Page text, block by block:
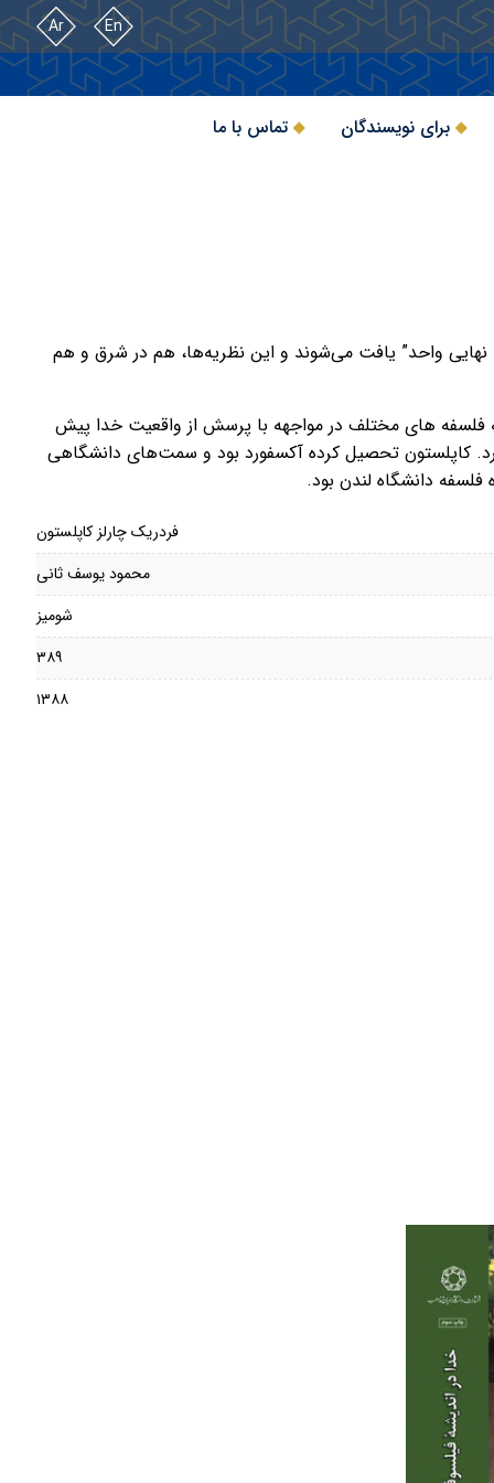
En
Ar
برای نویسندگان تماس با ما
واحد” یافت می‌شوند و این نظریه‌ها، هم در شرق و هم
فلسفه های مختلف در مواجهه با پرسش از واقعیت خدا پیش
کاپلستون تحصیل کرده آکسفورد بود و سمت‌های دانشگاهی
دانشگاه لندن بود.
فردریک چارلز کاپلستون
محمود یوسف ثانی
شومیز
۳۸۹
۱۳۸۸